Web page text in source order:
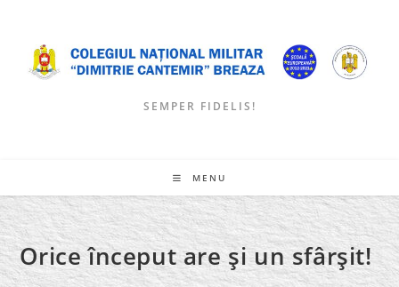
content
SEMPER FIDELIS!
MENU
Orice început are şi un sfârşit!